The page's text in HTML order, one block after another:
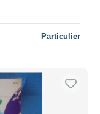
Particulier